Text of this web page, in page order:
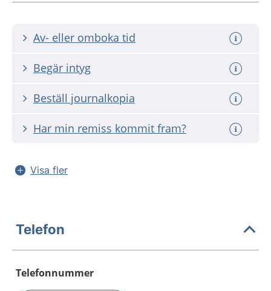
Av- eller omboka tid
Begär intyg
Beställ journalkopia
Har min remiss kommit fram?
Visa fler
Telefon
Telefonnummer